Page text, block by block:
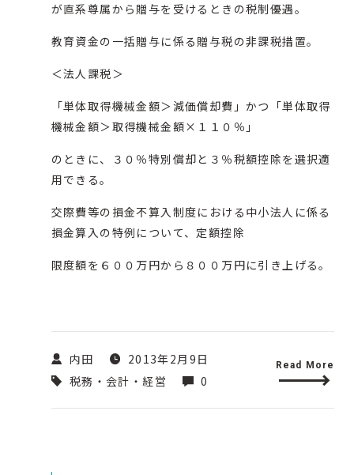
が直系尊属から贈与を受けるときの税制優遇。
教育資金の一括贈与に係る贈与税の非課税措置。
＜法人課税＞
「単体取得機械金額＞減価償却費」かつ「単体取得
機械金額＞取得機械金額×１１０％」
のときに、３０％特別償却と３％税額控除を選択適
用できる。
交際費等の損金不算入制度における中小法人に係る
損金算入の特例について、定額控除
限度額を６００万円から８００万円に引き上げる。
内田
2013年2月9日
税務・会計・経営
0
Read More